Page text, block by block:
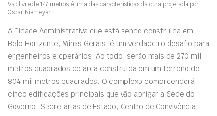
Vão livre de 147 metros é uma das características da obra projetada por
Oscar Niemeyer
A Cidade Administrativa que está sendo construída em
Belo Horizonte, Minas Gerais, é um verdadeiro desafio para
engenheiros e operários. Ao todo, serão mais de 270 mil
metros quadrados de área construída em um terreno de
804 mil metros quadrados. O complexo compreenderá
cinco edificações principais que vão abrigar a Sede do
Governo, Secretarias de Estado, Centro de Convivência,